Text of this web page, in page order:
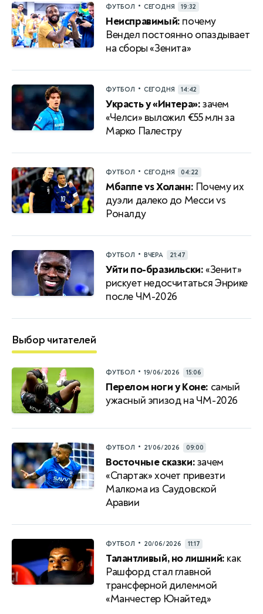
ФУТБОЛ • СЕГОДНЯ 19:32
Неисправимый: почему
Вендел постоянно опаздывает
на сборы «Зенита»
ФУТБОЛ • СЕГОДНЯ 14:42
Украсть у «Интера»:зачем
«Челси» выложил €55 млн за
Марко Палестру
ФУТБОЛ • СЕГОДНЯ 04:22
Мбаппе vs Холанн: Почему их
дуэли далеко до Месси vs
Роналду
ФУТБОЛ • ВЧЕРА 21:47
Уйти по-бразильски:«Зенит»
рискует недосчитаться Энрике
после ЧМ-2026
Выбор читателей
ФУТБОЛ • 19/06/2026 15:06
Перелом ноги у Коне: самый
ужасный эпизод на ЧМ-2026
ФУТБОЛ • 21/06/2026 09:00
Восточные сказки:зачем
«Спартак» хочет привезти
Малкома из Саудовской
Аравии
ФУТБОЛ • 20/06/2026 11:17
Талантливый, но лишний: как
Рашфорд стал главной
трансферной дилеммой
«Манчестер Юнайтед»